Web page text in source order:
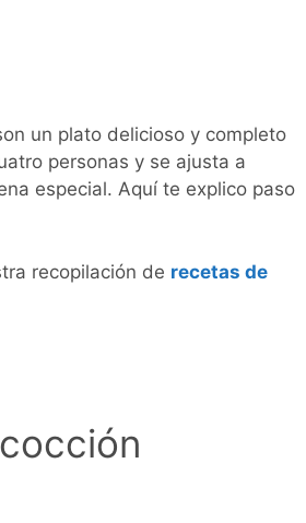
un plato delicioso y completo
personas y se ajusta a
especial. Aquí te explico paso
recopilación de recetas de